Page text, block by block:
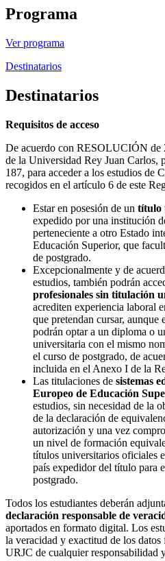
Programa
Ver programa
Destinatarios
Destinatarios
Requisitos de acceso
De acuerdo con RESOLUCIÓN de
de la Universidad Rey Juan
187, para acceder a los estudios de
recogidos en el artículo 6 de este
Estar en posesión de un título
expedido por una institución
perteneciente a otro Estado
Educación Superior, que
de postgrado.
Excepcionalmente y de
estudios, también podrán
profesionales sin titulación
acrediten experiencia laboral
que pretendan cursar, aunque
podrán optar a un diploma o
universitaria con el mismo
el curso de postgrado, de
incluida en el Anexo I de la
Las titulaciones de sistemas
Europeo de Educación
estudios, sin necesidad de la
de la declaración de
autorización y una vez
un nivel de formación
títulos universitarios oficiales
país expedidor del título para
postgrado.
Todos los estudiantes deberán
declaración responsable de
aportados en formato digital. Los
la veracidad y exactitud de los
URJC de cualquier responsabilidad